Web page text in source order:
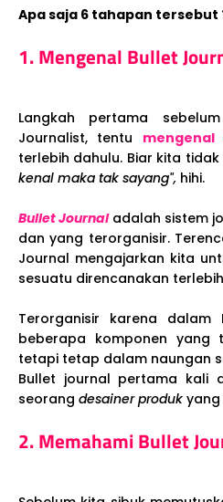
Apa saja 6 tahapan tersebut
1. Mengenal Bullet
Langkah pertama
Journalist, tentu
terlebih dahulu. Biar kita
kenal maka tak sayang", hihi.
Bullet Journal adalah sistem
dan yang terorganisir.
Journal mengajarkan kita
sesuatu direncanakan
Terorganisir karena
beberapa komponen yang
tetapi tetap dalam naungan
Bullet journal pertama kali
seorang desainer produk yang
2. Memahami Bullet